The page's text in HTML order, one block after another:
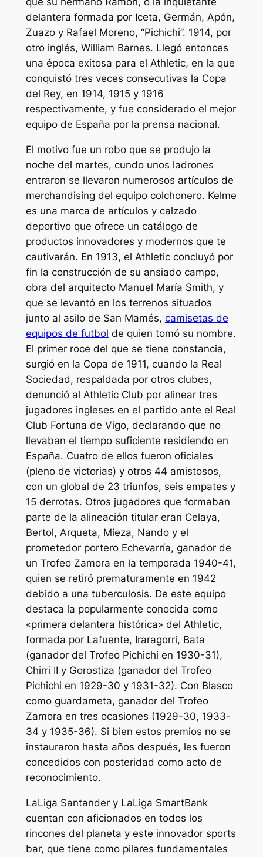
delantera formada por Iceta, Germán, Apón,
Zuazo y Rafael Moreno, “Pichichi”. 1914, por
otro inglés, William Barnes. Llegó entonces
una época exitosa para el Athletic, en la que
conquistó tres veces consecutivas la Copa
del Rey, en 1914, 1915 y 1916
respectivamente, y fue considerado el mejor
equipo de España por la prensa nacional.
El motivo fue un robo que se produjo la
noche del martes, cundo unos ladrones
entraron se llevaron numerosos artículos de
merchandising del equipo colchonero. Kelme
es una marca de artículos y calzado
deportivo que ofrece un catálogo de
productos innovadores y modernos que te
cautivarán. En 1913, el Athletic concluyó por
fin la construcción de su ansiado campo,
obra del arquitecto Manuel María Smith, y
que se levantó en los terrenos situados
junto al asilo de San Mamés, camisetas de
equipos de futbol de quien tomó su nombre.
El primer roce del que se tiene constancia,
surgió en la Copa de 1911, cuando la Real
Sociedad, respaldada por otros clubes,
denunció al Athletic Club por alinear tres
jugadores ingleses en el partido ante el Real
Club Fortuna de Vigo, declarando que no
llevaban el tiempo suficiente residiendo en
España. Cuatro de ellos fueron oficiales
(pleno de victorias) y otros 44 amistosos,
con un global de 23 triunfos, seis empates y
15 derrotas. Otros jugadores que formaban
parte de la alineación titular eran Celaya,
Bertol, Arqueta, Mieza, Nando y el
prometedor portero Echevarría, ganador de
un Trofeo Zamora en la temporada 1940-41,
quien se retiró prematuramente en 1942
debido a una tuberculosis. De este equipo
destaca la popularmente conocida como
«primera delantera histórica» del Athletic,
formada por Lafuente, Iraragorri, Bata
(ganador del Trofeo Pichichi en 1930-31),
Chirri II y Gorostiza (ganador del Trofeo
Pichichi en 1929-30 y 1931-32). Con Blasco
como guardameta, ganador del Trofeo
Zamora en tres ocasiones (1929-30, 1933-
34 y 1935-36). Si bien estos premios no se
instauraron hasta años después, les fueron
concedidos con posteridad como acto de
reconocimiento.
LaLiga Santander y LaLiga SmartBank
cuentan con aficionados en todos los
rincones del planeta y este innovador sports
bar, que tiene como pilares fundamentales